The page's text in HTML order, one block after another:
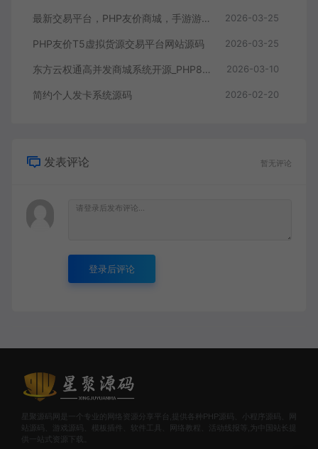
最新交易平台，PHP友价商城，手游游戏账号交易平台源码 2026-03-25
PHP友价T5虚拟货源交易平台网站源码 2026-03-25
东方云权通高并发商城系统开源_PHP8.0 中小企业电商源码下载 2026-03-10
简约个人发卡系统源码 2026-02-20
发表评论 暂无评论
登录后评论
星聚源码网是一个专业的网络资源分享平台,提供各种PHP源码、小程序源码、网
站源码、游戏源码、模板插件、软件工具、网络教程、活动线报等,为中国站长提
供一站式资源下载。